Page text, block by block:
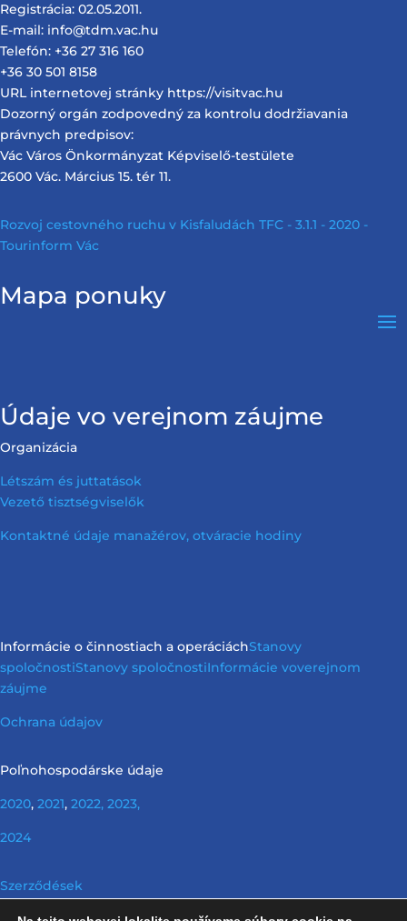
Registrácia: 02.05.2011.
E-mail: info@tdm.vac.hu
Telefón: +36 27 316 160
+36 30 501 8158
URL internetovej stránky https://visitvac.hu
Dozorný orgán zodpovedný za kontrolu dodržiavania
právnych predpisov:
Vác Város Önkormányzat Képviselő-testülete
2600 Vác. Március 15. tér 11.
Rozvoj cestovného ruchu v Kisfaludách TFC - 3.1.1 - 2020 -
Tourinform Vác
Mapa ponuky
Údaje vo verejnom záujme
Organizácia
Létszám és juttatások
Vezető tisztségviselők
Kontaktné údaje manažérov, otváracie hodiny
Informácie o činnostiach a operáciáchStanovy
spoločnostiStanovy spoločnostiInformácie voverejnom
záujme
Ochrana údajov
Poľnohospodárske údaje
2020, 2021, 2022, 2023,
2024
Szerződések